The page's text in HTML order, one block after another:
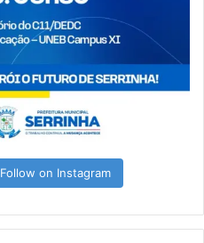
Follow on Instagram